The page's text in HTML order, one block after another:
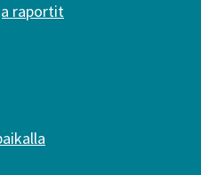
raportit